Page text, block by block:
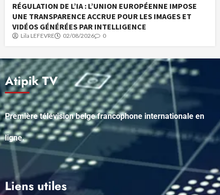
RÉGULATION DE L’IA : L’UNION EUROPÉENNE IMPOSE
UNE TRANSPARENCE ACCRUE POUR LES IMAGES ET
VIDÉOS GÉNÉRÉES PAR INTELLIGENCE
Lila LEFEVRE 02/08/2026 0
Atipik TV
Première télévision belge francophone internationale en
ligne.
Liens utiles